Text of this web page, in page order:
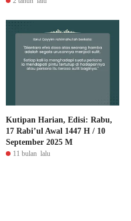
Kutipan Harian, Edisi: Rabu,
17 Rabi’ul Awal 1447 H / 10
September 2025 M
11 bulan lalu